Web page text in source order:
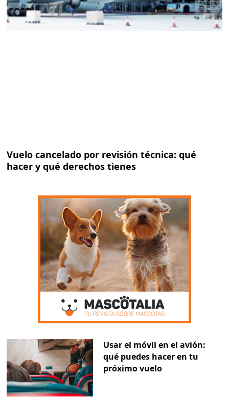
Vuelo cancelado por revisión técnica: qué
hacer y qué derechos tienes
Usar el móvil en el avión:
qué puedes hacer en tu
próximo vuelo